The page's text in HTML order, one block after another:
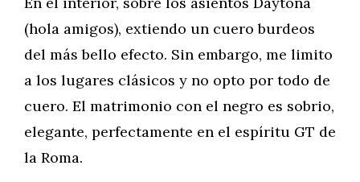
(hola amigos), extiendo un cuero burdeos
del más bello efecto. Sin embargo, me limito
a los lugares clásicos y no opto por todo de
cuero. El matrimonio con el negro es sobrio,
elegante, perfectamente en el espíritu GT de
la Roma.